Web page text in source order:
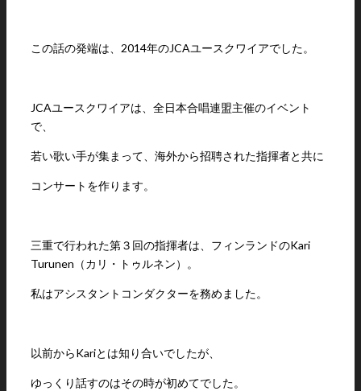
この話の発端は、2014年のJCAユースクワイアでした。
JCAユースクワイアは、全日本合唱連盟主催のイベント
で、
若い歌い手が集まって、海外から招聘された指揮者と共に
コンサートを作ります。
三重で行われた第３回の指揮者は、フィンランドのKari
Turunen（カリ・トゥルネン）。
私はアシスタントコンダクターを務めました。
以前からKariとは知り合いでしたが、
ゆっくり話すのはその時が初めてでした。